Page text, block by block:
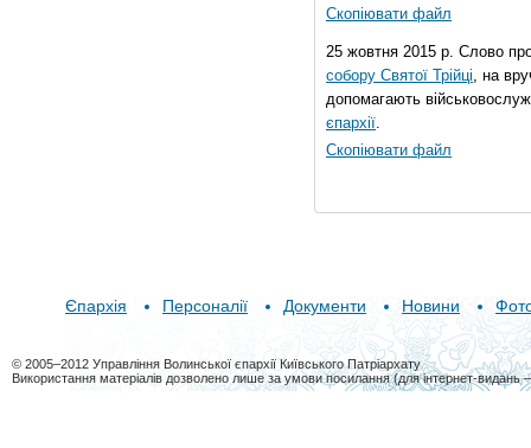
Скопіювати файл
25 жовтня 2015 р. Слово
собору Святої Трійці, на
допомагають
єпархії.
Скопіювати файл
Єпархія Персоналії Документи Новини
© 2005–2012 Управління Волинської єпархії Київського Патріархату
Використання матеріалів дозволено лише за умови посилання (для інтернет-видань